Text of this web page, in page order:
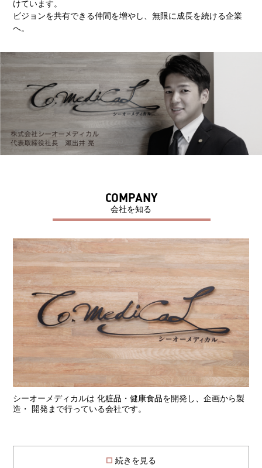
けています。
ビジョンを共有できる仲間を増やし、無限に成長を続ける企業
へ。
COMPANY
会社を知る
シーオーメディカルは 化粧品・健康食品を開発し、企画から製
造・ 開発まで行っている会社です。
続きを見る